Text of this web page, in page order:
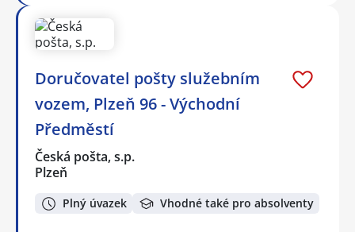
Doručovatel pošty služebním
vozem, Plzeň 96 - Východní
Předměstí
Česká pošta, s.p.
Plzeň
Plný úvazek Vhodné také pro absolventy